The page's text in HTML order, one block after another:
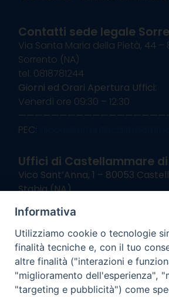
Contatti sede legale
Via Santa Maria della Pietà, 44 –
Sorrento (NA)
tel. 0818781244
Giorni ed Orari Apertura Uffici:
Venerdì ore 09:30 – 12:30
PEC:
Uffici di Castellammare
Vico Sant’Anna, 1 – 80053
Stabia (NA)
Giorni ed Orari Apertura Uffici:
Lunedì e Mercoledì ore 09:00 –
Uffici Matrimoni:
Lunedì e Mercoledì ore 09:30 –
seguici su
Informativa
Utilizziamo cookie o tecnologie
finalità tecniche e, con il tuo
altre finalità ("interazioni e
"miglioramento dell'esperienza",
"targeting e pubblicità") come